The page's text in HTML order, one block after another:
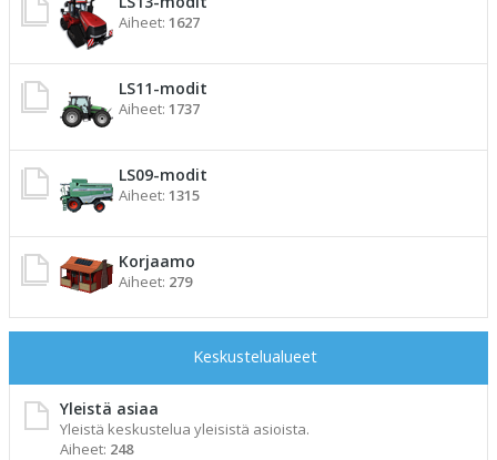
Aiheet: 1627
LS11-modit
Aiheet: 1737
LS09-modit
Aiheet: 1315
Korjaamo
Aiheet: 279
Keskustelualueet
Yleistä asiaa
Yleistä keskustelua yleisistä asioista.
Aiheet: 248